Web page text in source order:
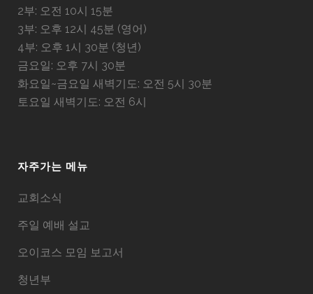
2부: 오전 10시 15분
3부: 오후 12시 45분 (영어)
4부: 오후 1시 30분 (청년)
금요일: 오후 7시 30분
화요일~금요일 새벽기도: 오전 5시 30분
토요일 새벽기도: 오전 6시
자주가는 메뉴
교회소식
주일 예배 설교
오이코스 모임 보고서
청년부